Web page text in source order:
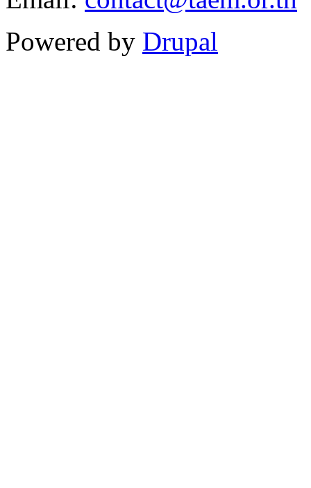
Powered by Drupal